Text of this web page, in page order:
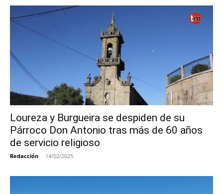
Loureza y Burgueira se despiden de su
Párroco Don Antonio tras más de 60 años
de servicio religioso
Redacción - 14/02/2025